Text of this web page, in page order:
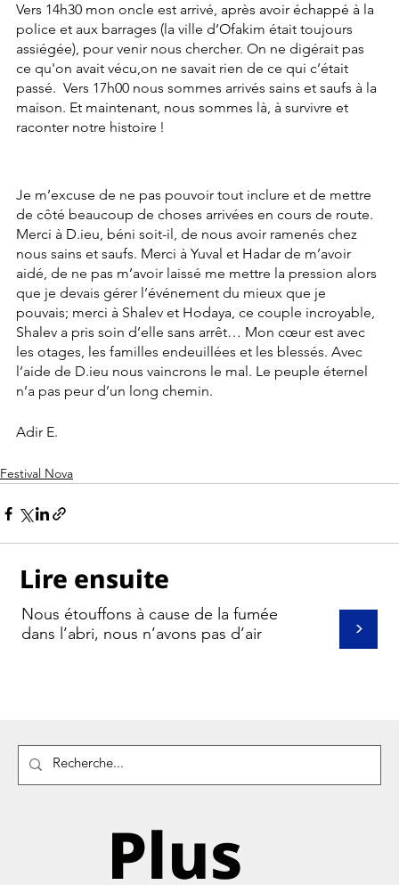
Lire ensuite
>
Nous étouffons à cause de la fumée
dans l’abri, nous n’avons pas d’air
Plus
Vers 14h30 mon oncle est arrivé, après avoir échappé à la
police et aux barrages (la ville d’Ofakim était toujours
assiégée), pour venir nous chercher. On ne digérait pas
ce qu'on avait vécu,on ne savait rien de ce qui c’était
passé.  Vers 17h00 nous sommes arrivés sains et saufs à la
maison. Et maintenant, nous sommes là, à survivre et
raconter notre histoire !
Je m’excuse de ne pas pouvoir tout inclure et de mettre
de côté beaucoup de choses arrivées en cours de route.
Merci à D.ieu, béni soit-il, de nous avoir ramenés chez
nous sains et saufs. Merci à Yuval et Hadar de m’avoir
aidé, de ne pas m’avoir laissé me mettre la pression alors
que je devais gérer l’événement du mieux que je
pouvais; merci à Shalev et Hodaya, ce couple incroyable,
Shalev a pris soin d’elle sans arrêt… Mon cœur est avec
les otages, les familles endeuillées et les blessés. Avec
l’aide de D.ieu nous vaincrons le mal. Le peuple éternel
n’a pas peur d’un long chemin.
Adir E.
Festival Nova